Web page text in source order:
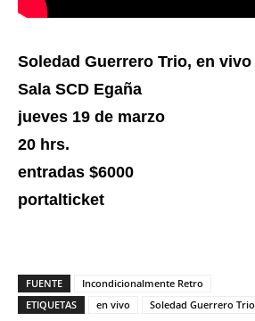
Soledad Guerrero Trio, en vivo
Sala SCD Egaña
jueves 19 de marzo
20 hrs.
entradas $6000
portalticket
FUENTE
Incondicionalmente Retro
ETIQUETAS
en vivo Soledad Guerrero Trio